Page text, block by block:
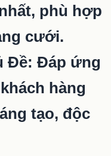
phù hợp
cưới.
Đề: Đáp ứng
hàng
tạo, độc